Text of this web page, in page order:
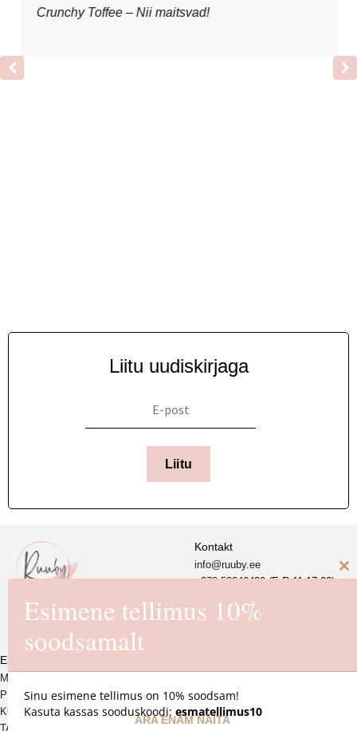
Crunchy Toffee – Nii maitsvad!
Liitu uudiskirjaga
Liitu
Ruuby Disain OÜ
Reg. nr. 16725550
Kontakt
info@ruuby.ee
+372 58846430 (E-R 11-17.00)
E-pood
MÜÜGITINGIMUSED
PRIVAATSUSPOLIITIKA
KOHALETOIMETAMINE JA
TAGASTAMINE
Esimene tellimus 10%
soodsamalt
Sinu esimene tellimus on 10% soodsam!
Kasuta kassas sooduskoodi: esmatellimus10
ÄRA ENAM NÄITA